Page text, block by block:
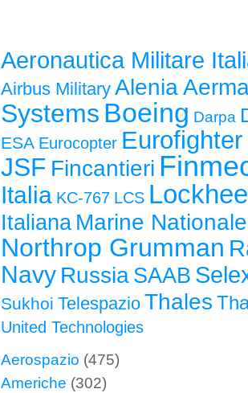
Aeronautica Militare
Airbus Military Alenia
Systems Boeing Darpa
ESA Eurocopter
JSF Fincantieri
Italia KC-767 LCS
Italiana Marine Nationale
Northrop Grumman
Navy Russia SAAB
Sukhoi Telespazio Thales
United Technologies
Aerospazio (475)
Americhe (302)